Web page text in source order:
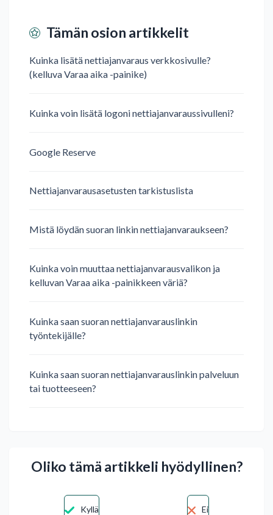
Tämän osion artikkelit
Kuinka lisätä nettiajanvaraus verkkosivulle?
(kelluva Varaa aika -painike)
Kuinka voin lisätä logoni nettiajanvaraussivulleni?
Google Reserve
Nettiajanvarausasetusten tarkistuslista
Mistä löydän suoran linkin nettiajanvaraukseen?
Kuinka voin muuttaa nettiajanvarausvalikon ja
kelluvan Varaa aika -painikkeen väriä?
Kuinka saan suoran nettiajanvarauslinkin
työntekijälle?
Kuinka saan suoran nettiajanvarauslinkin palveluun
tai tuotteeseen?
Oliko tämä artikkeli hyödyllinen?
Kyllä Ei